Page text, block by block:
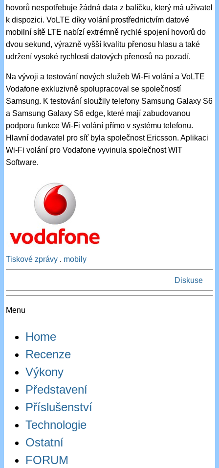
hovorů nespotřebuje žádná data z balíčku, který má uživatel
k dispozici. VoLTE díky volání prostřednictvím datové
mobilní sítě LTE nabízí extrémně rychlé spojení hovorů do
dvou sekund, výrazně vyšší kvalitu přenosu hlasu a také
udržení vysoké rychlosti datových přenosů na pozadí.
Na vývoji a testování nových služeb Wi-Fi volání a VoLTE
Vodafone exkluzivně spolupracoval se společností
Samsung. K testování sloužily telefony Samsung Galaxy S6
a Samsung Galaxy S6 edge, které mají zabudovanou
podporu funkce Wi-Fi volání přímo v systému telefonu.
Hlavní dodavatel pro síť byla společnost Ericsson. Aplikaci
Wi-Fi volání pro Vodafone vyvinula společnost WIT
Software.
Tiskové zprávy . mobily
Diskuse
Menu
Home
Recenze
Výkony
Představení
Příslušenství
Technologie
Ostatní
FORUM